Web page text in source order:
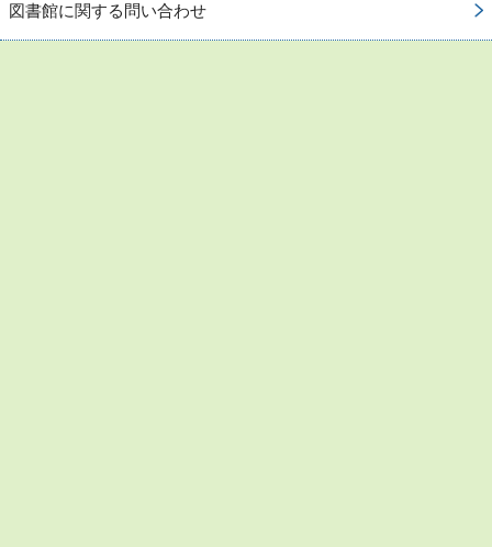
図書館に関する問い合わせ